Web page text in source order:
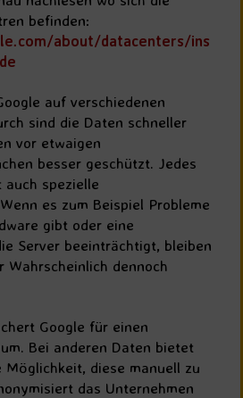
befinden:
about/datacenters/ins
auf verschiedenen
sind die Daten schneller
vor etwaigen
besser geschützt. Jedes
auch spezielle
es zum Beispiel Probleme
gibt oder eine
Server beeinträchtigt, bleiben
Wahrscheinlich dennoch
Google für einen
Bei anderen Daten bietet
Möglichkeit, diese manuell zu
das Unternehmen